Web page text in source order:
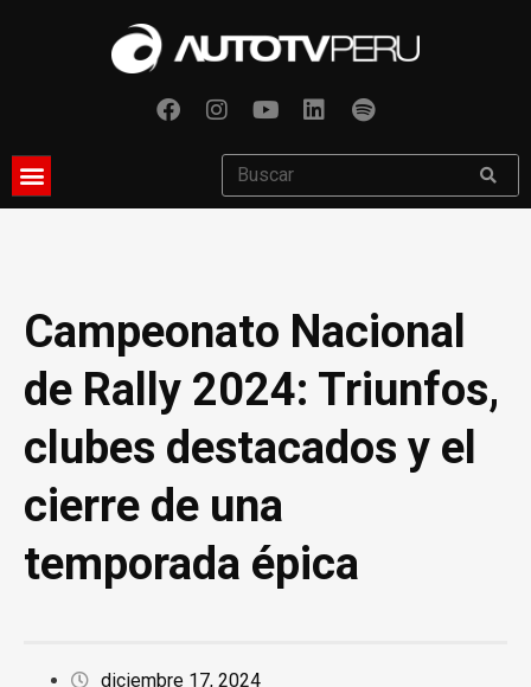
Campeonato Nacional
de Rally 2024: Triunfos,
clubes destacados y el
cierre de una
temporada épica
diciembre 17, 2024